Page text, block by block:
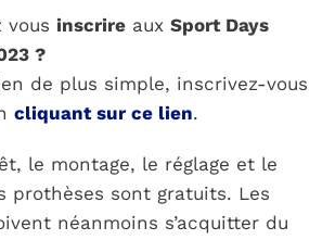
vousinscrire auxSport Days
?
de plus simple, inscrivez-vous
cliquant sur ce lien.
le montage, le réglage et le
prothèses sont gratuits. Les
néanmoins s’acquitter du